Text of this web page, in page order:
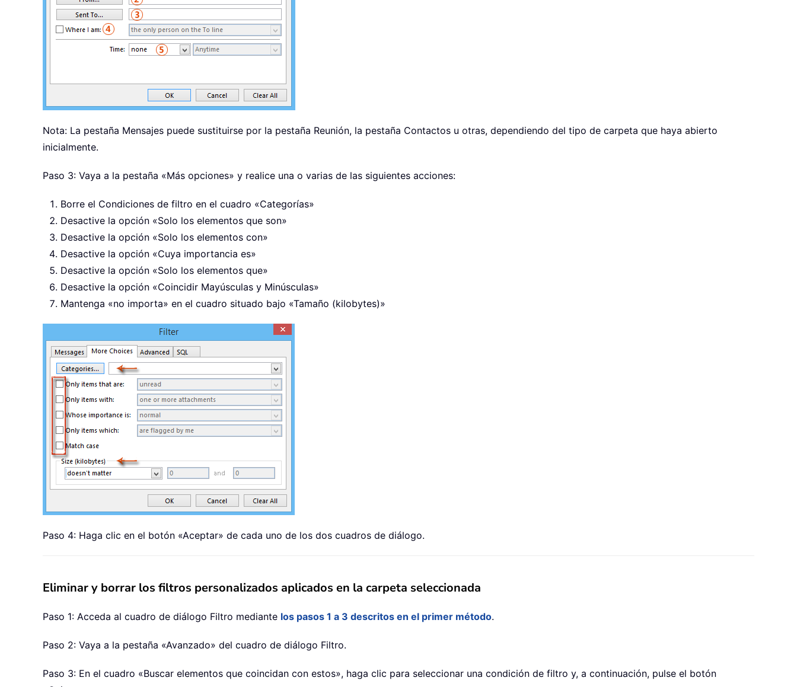
Nota: La pestaña Mensajes puede sustituirse por la pestaña Reunión, la pestaña Contactos u otras, dependiendo del tipo de carpeta que haya abierto
inicialmente.
Paso 3: Vaya a la pestaña «Más opciones» y realice una o varias de las siguientes acciones:
Borre el Condiciones de filtro en el cuadro «Categorías»
Desactive la opción «Solo los elementos que son»
Desactive la opción «Solo los elementos con»
Desactive la opción «Cuya importancia es»
Desactive la opción «Solo los elementos que»
Desactive la opción «Coincidir Mayúsculas y Minúsculas»
Mantenga «no importa» en el cuadro situado bajo «Tamaño (kilobytes)»
Paso 4: Haga clic en el botón «Aceptar» de cada uno de los dos cuadros de diálogo.
Eliminar y borrar los filtros personalizados aplicados en la carpeta seleccionada
Paso 1: Acceda al cuadro de diálogo Filtro mediante los pasos 1 a 3 descritos en el primer método.
Paso 2: Vaya a la pestaña «Avanzado» del cuadro de diálogo Filtro.
Paso 3: En el cuadro «Buscar elementos que coincidan con estos», haga clic para seleccionar una condición de filtro y, a continuación, pulse el botón